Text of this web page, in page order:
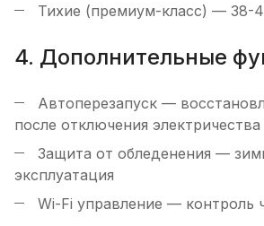
Тихие (премиум-класс) — 38-
4. Дополнительные
Автоперезапуск —
после отключения электричества
Защита от обледенения —
эксплуатация
Wi-Fi управление — контроль